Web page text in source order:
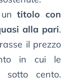
untitolo con
alla pari.
il prezzo
in cui le
sotto cento.